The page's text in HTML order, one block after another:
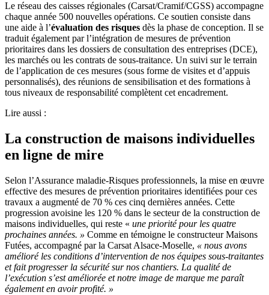
Le réseau des caisses régionales (Carsat/Cramif/CGSS) accompagne
chaque année 500 nouvelles opérations. Ce soutien consiste dans
une aide à l’évaluation des risques dès la phase de conception. Il se
traduit également par l’intégration de mesures de prévention
prioritaires dans les dossiers de consultation des entreprises (DCE),
les marchés ou les contrats de sous-traitance. Un suivi sur le terrain
de l’application de ces mesures (sous forme de visites et d’appuis
personnalisés), des réunions de sensibilisation et des formations à
tous niveaux de responsabilité complètent cet encadrement.
Lire aussi :
La construction de maisons individuelles
en ligne de mire
Selon l’Assurance maladie-Risques professionnels, la mise en œuvre
effective des mesures de prévention prioritaires identifiées pour ces
travaux a augmenté de 70 % ces cinq dernières années. Cette
progression avoisine les 120 % dans le secteur de la construction de
maisons individuelles, qui reste « une priorité pour les quatre
prochaines années. » Comme en témoigne le constructeur Maisons
Futées, accompagné par la Carsat Alsace-Moselle, « nous avons
amélioré les conditions d’intervention de nos équipes sous-traitantes
et fait progresser la sécurité sur nos chantiers. La qualité de
l’exécution s’est améliorée et notre image de marque me paraît
également en avoir profité. »